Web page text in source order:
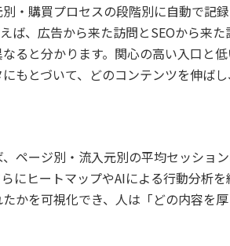
・購買プロセスの段階別に自動で記
ば、広告から来た訪問とSEOから来
ると分かります。関心の高い入口と
もとづいて、どのコンテンツを伸ば
ページ別・流入元別の平均セッション
にヒートマップやAIによる行動分析
かを可視化でき、人は「どの内容を